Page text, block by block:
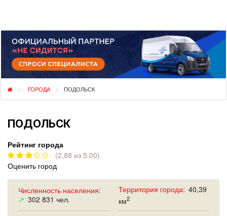
ГОРОДА ПОДОЛЬСК
ПОДОЛЬСК
Рейтинг города
(2,88 из 5.00)
Оценить город
Численность населения:
↗ 302 831 чел.
Территория города: 40,39
км2